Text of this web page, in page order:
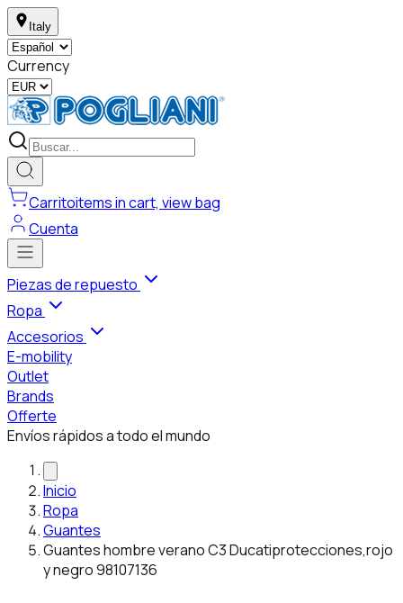
Italy
Currency
Carritoitems in cart, view bag
Cuenta
Piezas de repuesto
Ropa
Accesorios
E-mobility
Outlet
Brands
Offerte
Envíos rápidos a todo el mundo
Inicio
Ropa
Guantes
Guantes hombre verano C3 Ducatiprotecciones,rojo
y negro 98107136